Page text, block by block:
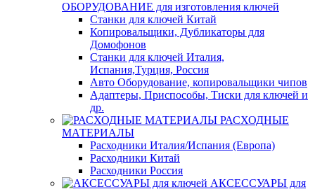
ОБОРУДОВАНИЕ для изготовления ключей
Станки для ключей Китай
Копировальщики, Дубликаторы для
Домофонов
Станки для ключей Италия,
Испания,Турция, Россия
Авто Оборудование, копировальщики чипов
Адаптеры, Приспособы, Тиски для ключей и
др.
РАСХОДНЫЕ
МАТЕРИАЛЫ
Расходники Италия/Испания (Европа)
Расходники Китай
Расходники Россия
АКСЕССУАРЫ для